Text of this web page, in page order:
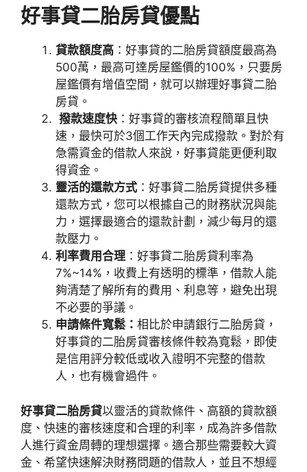
好事貸二胎房貸優點
貸款額度高 ：好事貸的二胎房貸額度最高為
500萬，最高可達房屋鑑價的100%，只要房
屋鑑價有增值空間，就可以辦理好事貸二胎
房貸。
撥款速度快 ：好事貸的審核流程簡單且快
速，最快可於3個工作天內完成撥款。對於有
急需資金的借款人來說，好事貸能更便利取
得資金。
靈活的還款方式 ：好事貸二胎房貸提供多種
還款方式，您可以根據自己的財務狀況與能
力，選擇最適合的還款計劃，減少每月的還
款壓力。
利率費用合理 ：好事貸二胎房貸利率為
7%~14%，收費上有透明的標準，借款人能
夠清楚了解所有的費用、利息等，避免出現
不必要的爭議。
申請條件寬鬆： 相比於申請銀行二胎房貸，
好事貸的二胎房貸審核條件較為寬鬆，即使
是信用評分較低或收入證明不完整的借款
人，也有機會過件。
好事貸二胎房貸以靈活的貸款條件、高額的貸款額
度、快速的審核速度和合理的利率，成為許多借款
人進行資金周轉的理想選擇。適合那些需要較大資
金、希望快速解決財務問題的借款人，並且不想經